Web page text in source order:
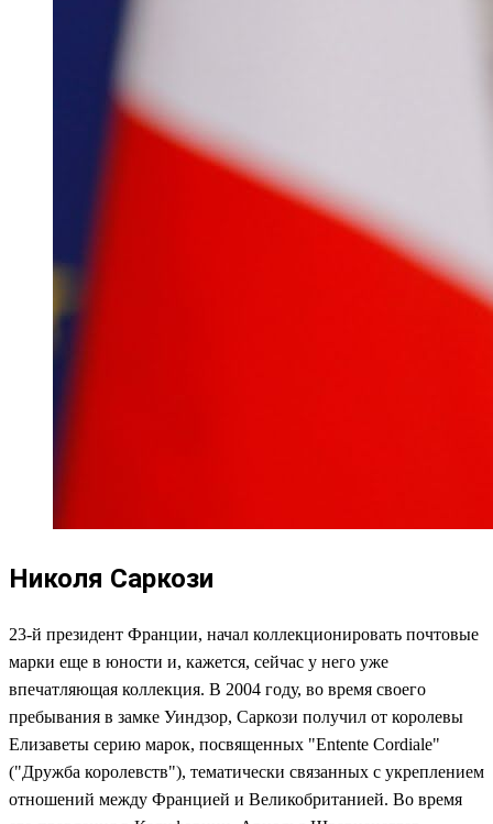
Николя Саркози
23-й президент Франции, начал коллекционировать почтовые
марки еще в юности и, кажется, сейчас у него уже
впечатляющая коллекция. В 2004 году, во время своего
пребывания в замке Уиндзор, Саркози получил от королевы
Елизаветы серию марок, посвященных "Entente Cordiale"
("Дружба королевств"), тематически связанных с укреплением
отношений между Францией и Великобританией. Во время